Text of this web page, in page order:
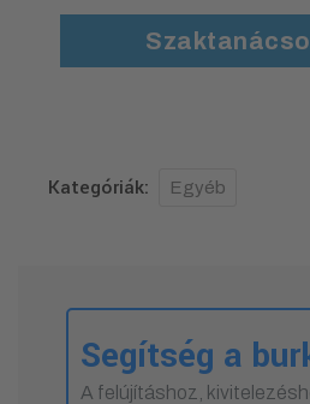
Kategóriák: Egyéb
Segítség a
A felújításhoz,